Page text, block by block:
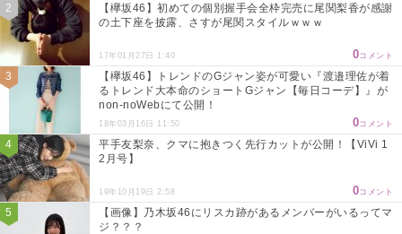
【欅坂46】初めての個別握手会全枠完売に尾関梨香が感謝
の土下座を披露、さすが尾関スタイルｗｗｗ
17年01月27日 1:40 0コメント
【欅坂46】トレンドのGジャン姿が可愛い『渡邉理佐が着
るトレンド大本命のショートGジャン【毎日コーデ】』が
non-noWebにて公開！
18年03月16日 11:50 0コメント
平手友梨奈、クマに抱きつく先行カットが公開！【ViVi 1
2月号】
19年10月19日 2:58 0コメント
【画像】乃木坂46にリスカ跡があるメンバーがいるってマ
ジ？？？